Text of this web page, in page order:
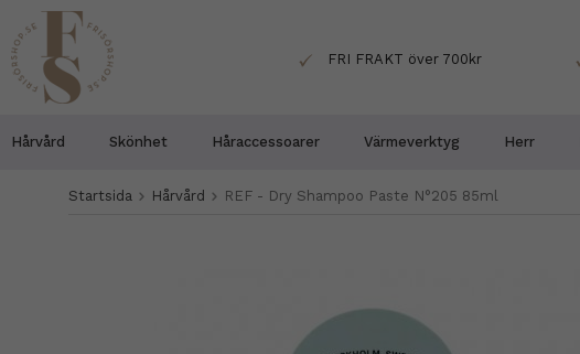
FRI FRAKT över 700kr
Hårvård Skönhet Håraccessoarer Värmeverktyg Herr
Startsida Hårvård REF - Dry Shampoo Paste N°205 85ml